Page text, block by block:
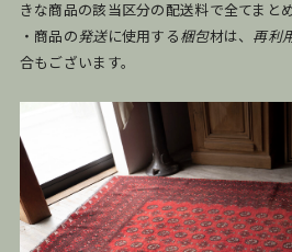
きな商品の該当区分の配送料で全てまと
・商品の発送に使用する梱包材は、 再利
合もございます。